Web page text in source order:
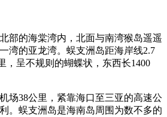
部的海棠湾内，北面与南湾猴岛遥遥
湾的亚龙湾。蜈支洲岛距海岸线2.7
，呈不规则的蝴蝶状，东西长1400
场38公里，紧靠海口至三亚的高速公
。蜈支洲岛是海南岛周围为数不多的